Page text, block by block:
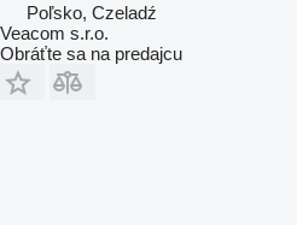
Poľsko, Czeladź
Veacom s.r.o.
Obráťte sa na predajcu